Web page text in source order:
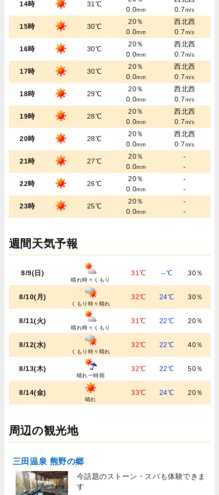
14時 31℃
0.0mm
0.7m/s
15時 30℃
20％
0.0mm
西北西
0.7m/s
16時 30℃
20％
0.0mm
西北西
0.7m/s
17時 30℃
20％
0.0mm
西北西
0.7m/s
18時 29℃
20％
0.0mm
西北西
0.7m/s
19時 28℃
20％
0.0mm
西北西
0.7m/s
20時 28℃
20％
0.0mm
西北西
0.7m/s
21時 27℃
20％
0.0mm
-
-
22時 26℃
20％
0.0mm
-
-
23時 25℃
20％
0.0mm
-
-
週間天気予報
8/9(日)
晴れ時々くもり
31℃ --℃ 30％
8/10(月)
くもり時々晴れ
32℃ 24℃ 30％
8/11(火)
晴れ時々くもり
31℃ 22℃ 20％
8/12(水)
くもり時々晴れ
32℃ 22℃ 40％
8/13(木)
晴れ一時雨
32℃ 22℃ 50％
8/14(金)
晴れ
33℃ 24℃ 20％
周辺の観光地
三田温泉 熊野の郷
今話題のストーン・スパも体験できま
す